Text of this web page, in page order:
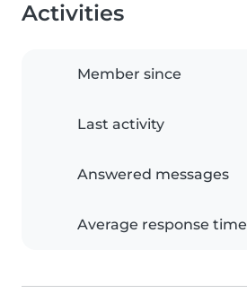
Activities
Member since
Last activity
Answered messages
Average response time